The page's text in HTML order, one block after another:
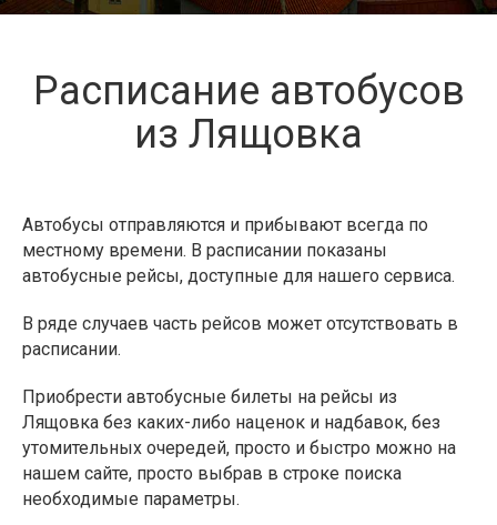
Расписание автобусов
из Лящовка
Автобусы отправляются и прибывают всегда по
местному времени. В расписании показаны
автобусные рейсы, доступные для нашего сервиса.
В ряде случаев часть рейсов может отсутствовать в
расписании.
Приобрести автобусные билеты на рейсы из
Лящовка без каких-либо наценок и надбавок, без
утомительных очередей, просто и быстро можно на
нашем сайте, просто выбрав в строке поиска
необходимые параметры.